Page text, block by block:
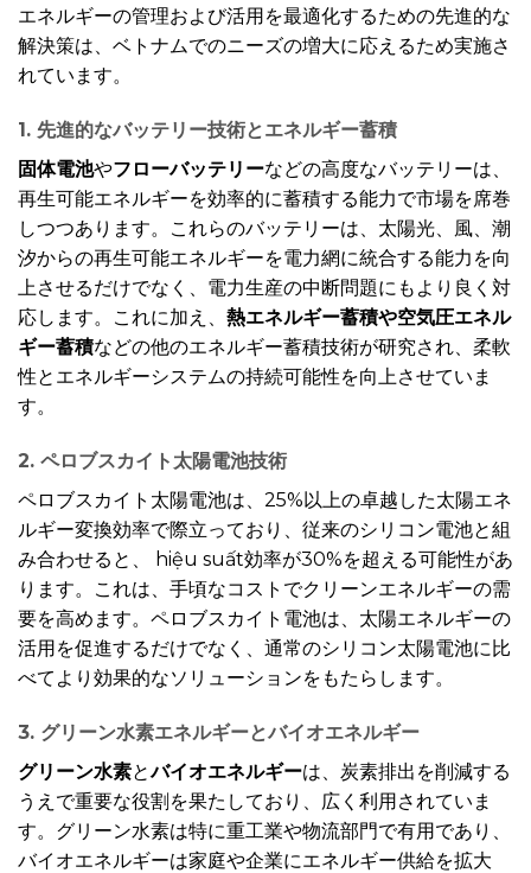
エネルギーの管理および活用を最適化するための先進的な
解決策は、ベトナムでのニーズの増大に応えるため実施さ
れています。
1. 先進的なバッテリー技術とエネルギー蓄積
固体電池やフローバッテリーなどの高度なバッテリーは、
再生可能エネルギーを効率的に蓄積する能力で市場を席巻
しつつあります。これらのバッテリーは、太陽光、風、潮
汐からの再生可能エネルギーを電力網に統合する能力を向
上させるだけでなく、電力生産の中断問題にもより良く対
応します。これに加え、 熱エネルギー蓄積や空気圧エネル
ギー蓄積などの他のエネルギー蓄積技術が研究され、柔軟
性とエネルギーシステムの持続可能性を向上させていま
す。
2. ペロブスカイト太陽電池技術
ペロブスカイト太陽電池は、25%以上の卓越した太陽エネ
ルギー変換効率で際立っており、従来のシリコン電池と組
み合わせると、 hiệu suất効率が30%を超える可能性があ
ります。これは、手頃なコストでクリーンエネルギーの需
要を高めます。ペロブスカイト電池は、太陽エネルギーの
活用を促進するだけでなく、通常のシリコン太陽電池に比
べてより効果的なソリューションをもたらします。
3. グリーン水素エネルギーとバイオエネルギー
グリーン水素とバイオエネルギーは、炭素排出を削減する
うえで重要な役割を果たしており、広く利用されていま
す。グリーン水素は特に重工業や物流部門で有用であり、
バイオエネルギーは家庭や企業にエネルギー供給を拡大